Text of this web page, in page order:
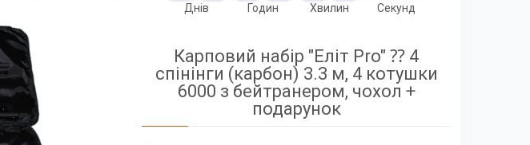
Днів Годин Хвилин Секунд
Карповий набір "Еліт Pro" ⁇ 4
спінінги (карбон) 3.3 м, 4 котушки
6000 з бейтранером, чохол +
подарунок